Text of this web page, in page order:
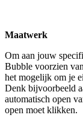
Maatwerk
Om aan jouw
Bubble voorzien
het mogelijk om je
Denk bijvoorbeeld
automatisch open
open moet klikken.